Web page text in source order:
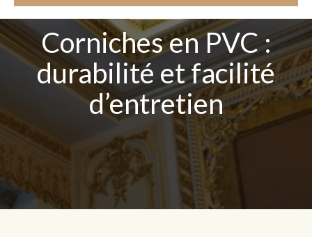
Corniches en PVC :
durabilité et facilité
d’entretien